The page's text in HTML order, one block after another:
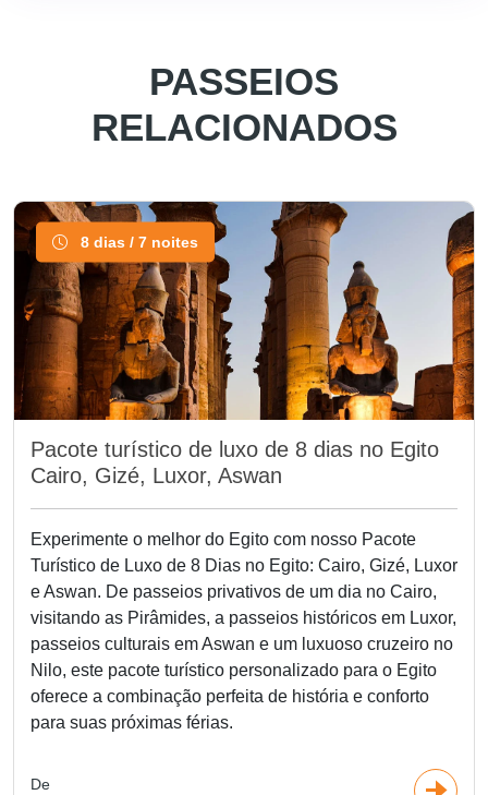
PASSEIOS
RELACIONADOS
8 dias / 7 noites
Pacote turístico de luxo de 8 dias no Egito
Cairo, Gizé, Luxor, Aswan
Experimente o melhor do Egito com nosso Pacote
Turístico de Luxo de 8 Dias no Egito: Cairo, Gizé, Luxor
e Aswan. De passeios privativos de um dia no Cairo,
visitando as Pirâmides, a passeios históricos em Luxor,
passeios culturais em Aswan e um luxuoso cruzeiro no
Nilo, este pacote turístico personalizado para o Egito
oferece a combinação perfeita de história e conforto
para suas próximas férias.
De